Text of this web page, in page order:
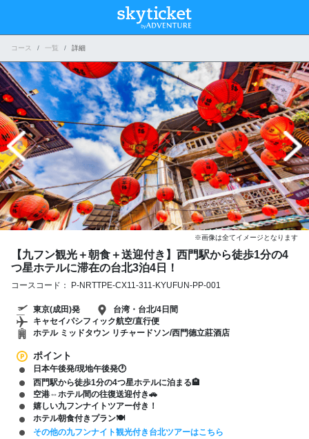
コース 一覧 詳細
※画像は全てイメージとなります
【九フン観光＋朝食＋送迎付き】西門駅から徒歩1分の4
つ星ホテルに滞在の台北3泊4日！
コースコード： P-NRTTPE-CX11-311-KYUFUN-PP-001
東京(成田)発
台湾・台北/4日間
キャセイパシフィック航空/直行便
ホテル ミッドタウン リチャードソン/西門德立莊酒店
ポイント
日本午後発/現地午後発🕐
西門駅から徒歩1分の4つ星ホテルに泊まる🏨
空港⇔ホテル間の往復送迎付き🚗
嬉しい九フンナイトツアー付き！
ホテル朝食付きプラン🍽️
その他の九フンナイト観光付き台北ツアーはこちら